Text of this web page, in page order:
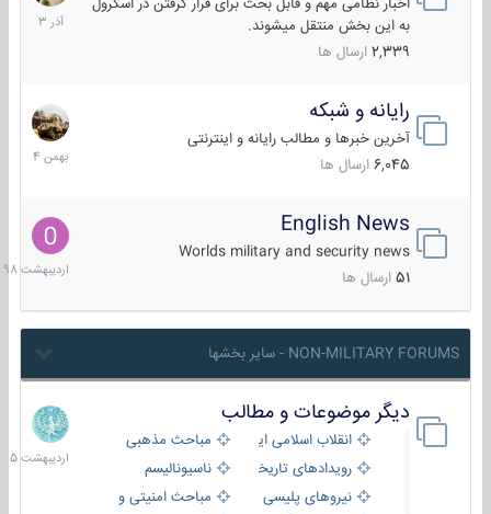
اخبار نظامی مهم و قابل بحث برای قرار گرفتن در اسکرول
به این بخش منتقل میشوند.
2,339 ارسال ها
1403
رایانه و شبکه
آخرین خبرها و مطالب رایانه و اینترنتی
6,045 ارسال ها
30
بهمن
1404
English News
Worlds military and security news
51 ارسال ها
10
1398
NON-MILITARY FORUMS - سایر بخشها
دیگر موضوعات و مطالب
انقلاب اسلامی ایران
مباحث مذهبی
رویدادهای تاریخی و مذهبیناسیونالیسم
نیروهای پلیسی
مباحث امنیتی و اطلاعاتی
8
1405